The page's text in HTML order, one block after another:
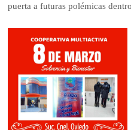
puerta a futuras polémicas